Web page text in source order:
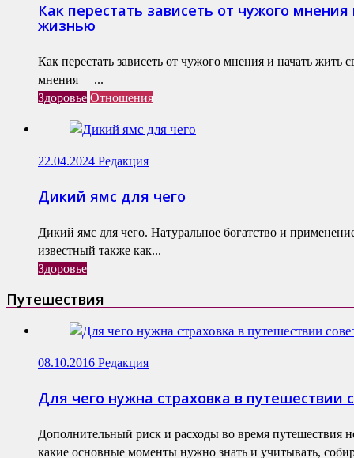
Как перестать зависеть от чужого
жизнью
Как перестать зависеть от чужого мнения и начать жить
мнения —...
Здоровье Отношения
22.04.2024 Редакция
Дикий ямс для чего
Дикий ямс для чего. Натуральное богатство и
известный также как...
Здоровье
Путешествия
08.10.2016 Редакция
Для чего нужна страховка в путешествии
Дополнительный риск и расходы во время путешествия
какие основные моменты нужно знать и учитывать,